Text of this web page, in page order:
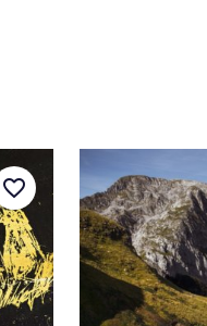
favorite_border